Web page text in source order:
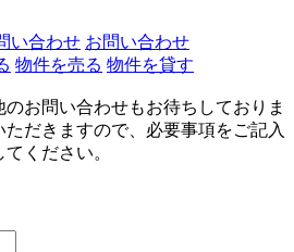
い合わせ お問い合わせ
物件を売る 物件を貸す
お問い合わせもお待ちしておりま
だきますので、必要事項をご記入
ください。